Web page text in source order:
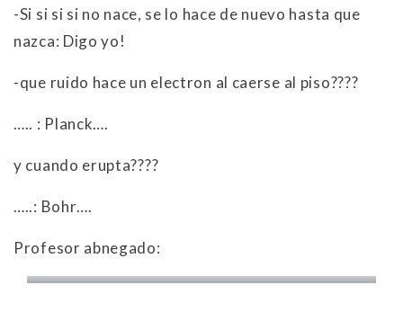
-Si si si si no nace, se lo hace de nuevo hasta que
nazca: Digo yo!
-que ruido hace un electron al caerse al piso????
….. : Planck….
y cuando erupta????
…..: Bohr….
Profesor abnegado: